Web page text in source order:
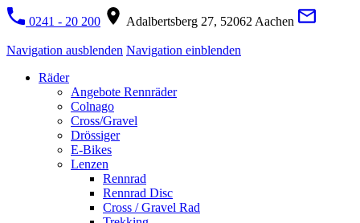
0241 - 20 200 Adalbertsberg 27, 52062 Aachen
Navigation ausblenden Navigation einblenden
Räder
Angebote Rennräder
Colnago
Cross/Gravel
Drössiger
E-Bikes
Lenzen
Rennrad
Rennrad Disc
Cross / Gravel Rad